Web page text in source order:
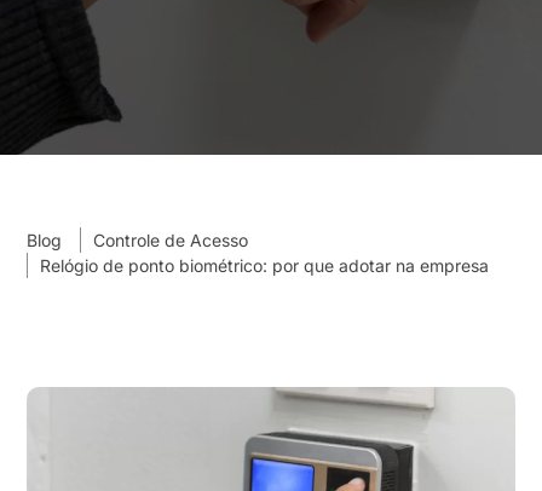
Blog
Controle de Acesso
Relógio de ponto biométrico: por que adotar na empresa